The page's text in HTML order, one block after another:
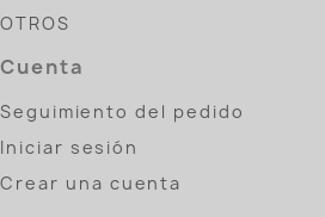
OTROS
Cuenta
Seguimiento del pedido
Iniciar sesión
Crear una cuenta